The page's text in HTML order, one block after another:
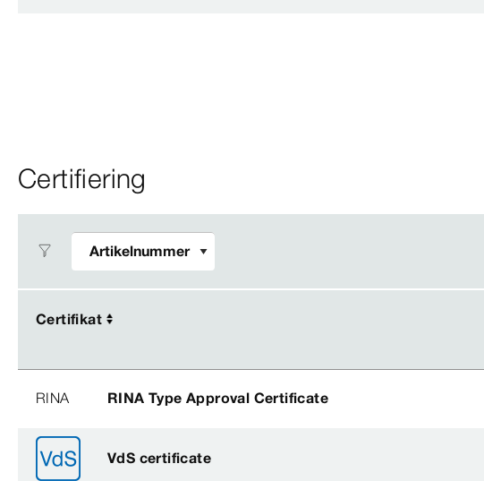
Certifiering
Certifikat
Certifikat
RINA RINA Type Approval Certificate
VdS certificate